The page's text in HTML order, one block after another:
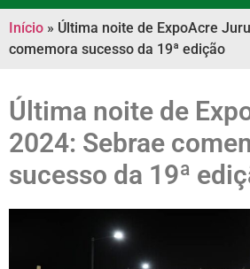
Início » Última noite de ExpoAcre
comemora sucesso da 19ª edição
Última noite de
2024: Sebrae
sucesso da 19ª